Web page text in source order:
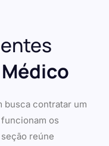
busca contratar um
os
reúne